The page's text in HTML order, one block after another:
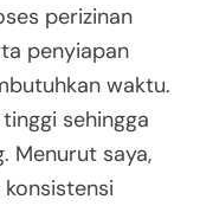
perizinan
penyiapan
waktu.
sehingga
Menurut saya,